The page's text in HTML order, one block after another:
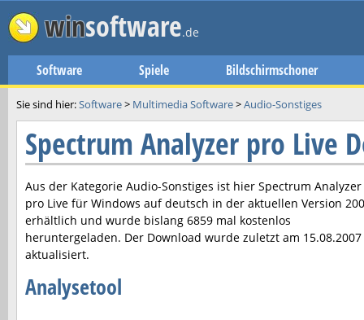
winsoftware.de
Software Spiele Bildschirmschoner
Sie sind hier:Software> Multimedia Software>Audio-Sonstiges
Spectrum Analyzer pro Live
Aus der Kategorie Audio-Sonstiges ist hier Spectrum Analyzer
pro Live für Windows auf deutsch in der aktuellen Version
erhältlich und wurde bislang 6859 mal kostenlos
heruntergeladen. Der Download wurde zuletzt am 15.08.2007
aktualisiert.
Analysetool